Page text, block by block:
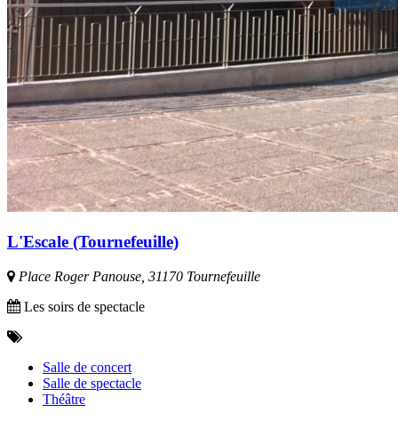
L'Escale (Tournefeuille)
Place Roger Panouse, 31170 Tournefeuille
Les soirs de spectacle
Salle de concert
Salle de spectacle
Théâtre